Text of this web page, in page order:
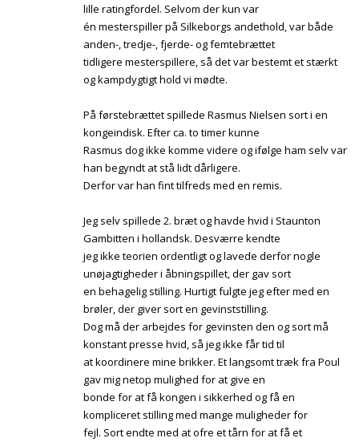
lille ratingfordel. Selvom der kun var
én mesterspiller på Silkeborgs andethold, var både
anden-, tredje-, fjerde- og femtebrættet
tidligere mesterspillere, så det var bestemt et stærkt
og kampdygtigt hold vi mødte.
På førstebrættet spillede Rasmus Nielsen sort i en
kongeindisk. Efter ca. to timer kunne
Rasmus dog ikke komme videre og ifølge ham selv var
han begyndt at stå lidt dårligere.
Derfor var han fint tilfreds med en remis.
Jeg selv spillede 2. bræt og havde hvid i Staunton
Gambitten i hollandsk. Desværre kendte
jeg ikke teorien ordentligt og lavede derfor nogle
unøjagtigheder i åbningspillet, der gav sort
en behagelig stilling. Hurtigt fulgte jeg efter med en
brøler, der giver sort en gevinststilling.
Dog må der arbejdes for gevinsten den og sort må
konstant presse hvid, så jeg ikke får tid til
at koordinere mine brikker. Et langsomt træk fra Poul
gav mig netop mulighed for at give en
bonde for at få kongen i sikkerhed og få en
kompliceret stilling med mange muligheder for
fejl. Sort endte med at ofre et tårn for at få et